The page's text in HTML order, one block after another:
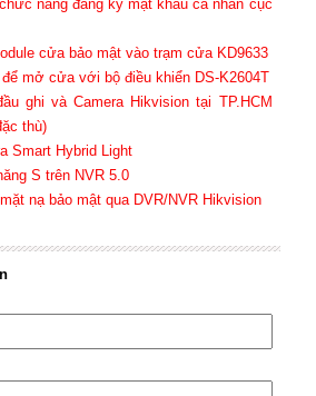
năng đăng ký mật khẩu cá nhân cục
cửa bảo mật vào trạm cửa KD9633
mở cửa với bộ điều khiển DS-K2604T
ghi và Camera Hikvision tại TP.HCM
thù)
Smart Hybrid Light
S trên NVR 5.0
nạ bảo mật qua DVR/NVR Hikvision